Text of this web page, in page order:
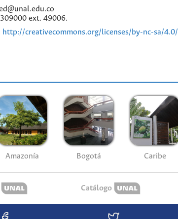
ext. 49006.
http://creativecommons.org/licenses/by-nc-sa/4.0/
Amazonía Bogotá Caribe
Catálogo